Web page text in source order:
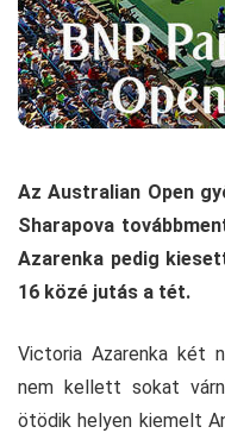
Az Australian Open
Sharapova
Azarenka pedig
16 közé jutás a tét.
Victoria Azarenka két
nem kellett sokat
ötödik helyen kiemelt